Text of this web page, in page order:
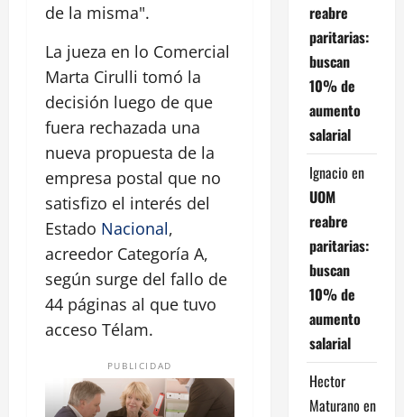
de la misma".
La jueza en lo Comercial
Marta Cirulli tomó la
decisión luego de que
fuera rechazada una
nueva propuesta de la
empresa postal que no
satisfizo el interés del
Estado Nacional,
acreedor Categoría A,
según surge del fallo de
44 páginas al que tuvo
acceso Télam.
PUBLICIDAD
reabre
paritarias:
buscan
10% de
aumento
salarial
Ignacio en
UOM
reabre
paritarias:
buscan
10% de
aumento
salarial
Hector
Maturano en